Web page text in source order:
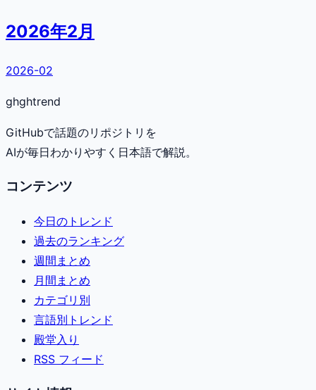
2026年2月
2026-02
ghghtrend
GitHubで話題のリポジトリを
AIが毎日わかりやすく日本語で解説。
コンテンツ
今日のトレンド
過去のランキング
週間まとめ
月間まとめ
カテゴリ別
言語別トレンド
殿堂入り
RSS フィード